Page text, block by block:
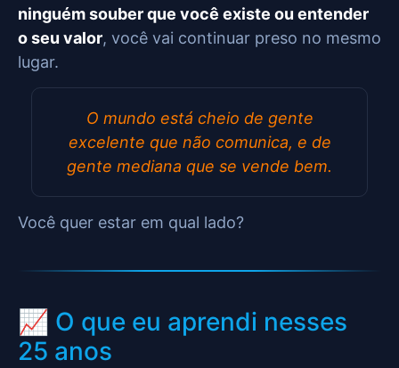
ninguém souber que você existe ou entender
o seu valor, você vai continuar preso no mesmo
lugar.
O mundo está cheio de gente
excelente que não comunica, e de
gente mediana que se vende bem.
Você quer estar em qual lado?
📈 O que eu aprendi nesses
25 anos